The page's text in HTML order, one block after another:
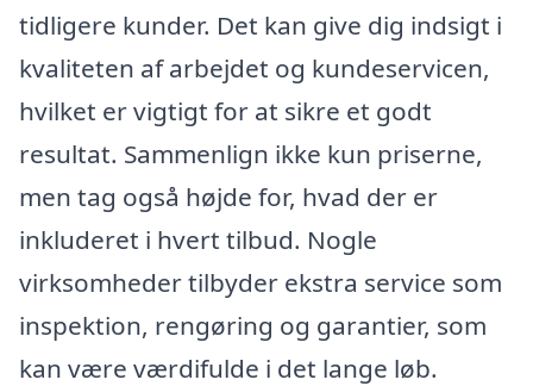
tidligere kunder. Det kan give dig indsigt i
kvaliteten af arbejdet og kundeservicen,
hvilket er vigtigt for at sikre et godt
resultat. Sammenlign ikke kun priserne,
men tag også højde for, hvad der er
inkluderet i hvert tilbud. Nogle
virksomheder tilbyder ekstra service som
inspektion, rengøring og garantier, som
kan være værdifulde i det lange løb.